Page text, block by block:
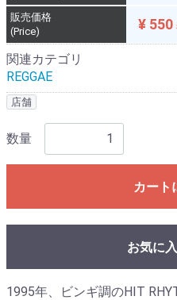
販売価格
(Price)
¥ 550
関連カテゴリ
REGGAE
店舗
数量
カート
お気に
1995年、ビンギ調のHIT